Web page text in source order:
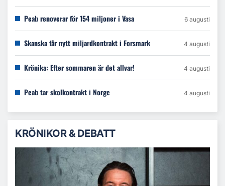
Peab renoverar för 154 miljoner i Vasa 6 augusti
Skanska får nytt miljardkontrakt i Forsmark 4 augusti
Krönika: Efter sommaren är det allvar! 4 augusti
Peab tar skolkontrakt i Norge 4 augusti
KRÖNIKOR & DEBATT